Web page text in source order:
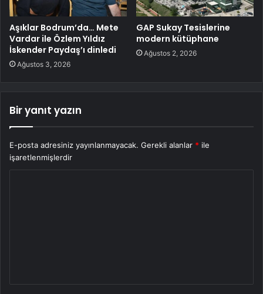
Aşıklar Bodrum’da… Mete
Vardar ile Özlem Yıldız
İskender Paydaş’ı dinledi
Ağustos 3, 2026
GAP Sukay Tesislerine
modern kütüphane
Ağustos 2, 2026
Bir yanıt yazın
E-posta adresiniz yayınlanmayacak. Gerekli alanlar * ile
işaretlenmişlerdir